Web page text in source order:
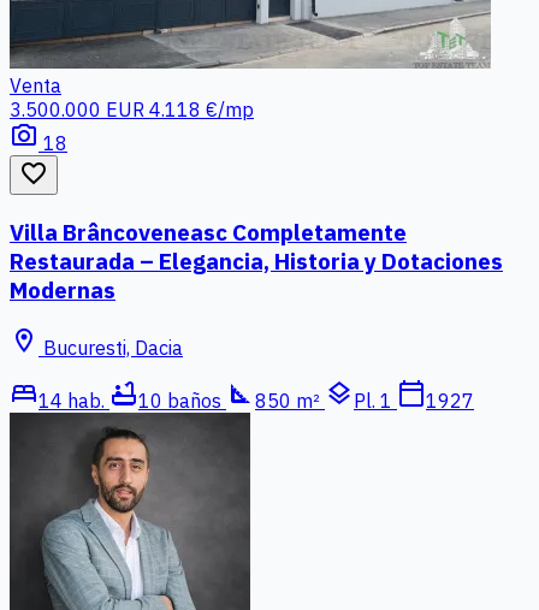
Venta
3.500.000 EUR 4.118 €/mp
photo_camera 18
favorite_border
Villa Brâncoveneasc Completamente
Restaurada – Elegancia, Historia y Dotaciones
Modernas
location_on Bucuresti, Dacia
bed14 hab. bathtub10 baños square_foot 850 m² layers Pl. 1 calendar_today1927